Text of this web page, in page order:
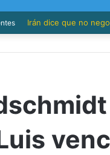
Irán dice que no